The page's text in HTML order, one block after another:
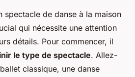
spectacle de danse à la maison
qui nécessite une attention
détails. Pour commencer, il
le type de spectacle. Allez-
classique, une danse